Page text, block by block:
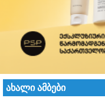
ახალი ამბები